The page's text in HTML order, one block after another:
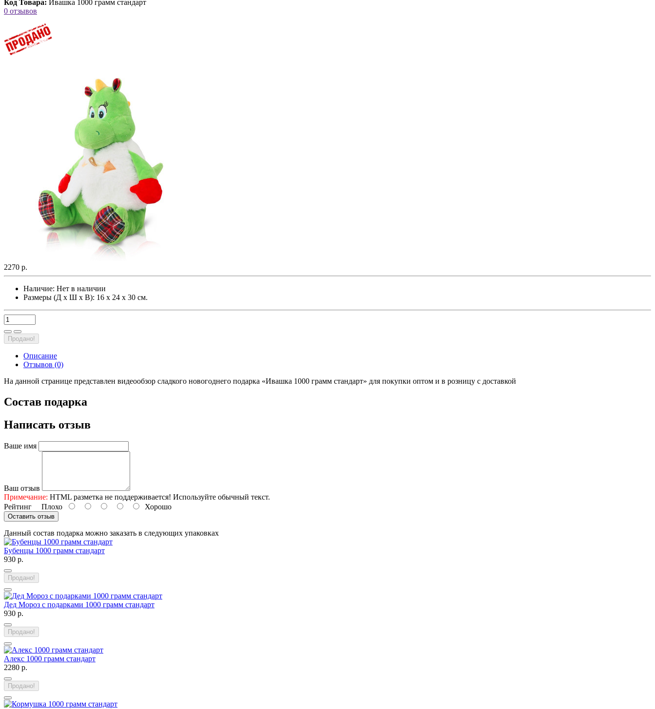
Код Товара: Ивашка 1000 грамм стандарт
0 отзывов
2270 р.
Наличие: Нет в наличии
Размеры (Д х Ш х В): 16 х 24 х 30 см.
Продано!
Описание
Отзывов (0)
На данной странице представлен видеообзор сладкого новогоднего подарка «Ивашка 1000 грамм стандарт» для покупки оптом и в розницу с доставкой
Состав подарка
Написать отзыв
Ваше имя
Ваш отзыв
Примечание: HTML разметка не поддерживается! Используйте обычный текст.
Рейтинг Плохо Хорошо
Оставить отзыв
Данный состав подарка можно заказать в следующих упаковках
Бубенцы 1000 грамм стандарт
930 р.
Продано!
Дед Мороз с подарками 1000 грамм стандарт
930 р.
Продано!
Алекс 1000 грамм стандарт
2280 р.
Продано!